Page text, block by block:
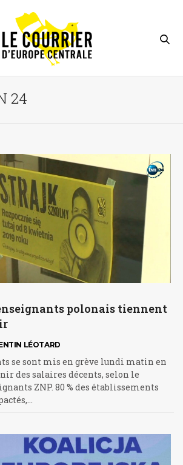
24
polonais tiennent
LÉOTARD
se sont mis en grève lundi matin en
des salaires décents, selon le
ZNP. 80 % des établissements